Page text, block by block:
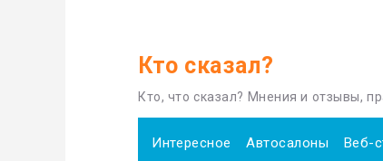
Кто сказал?
Кто, что сказал? Мнения и отзывы,
Интересное Автосалоны Веб-